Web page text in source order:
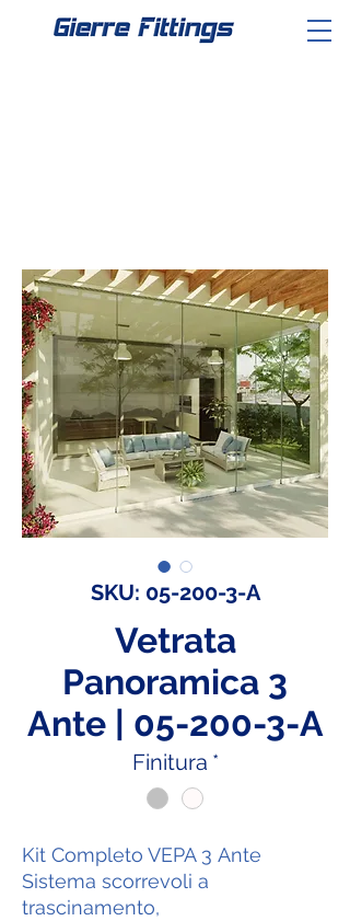
SKU: 05-200-3-A
Vetrata
Panoramica 3
Ante | 05-200-3-A
Finitura *
Kit Completo VEPA 3 Ante
Sistema scorrevoli a
trascinamento,